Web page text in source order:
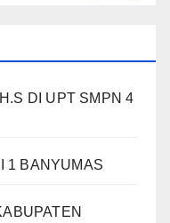
DI UPT SMPN 4
1 BANYUMAS